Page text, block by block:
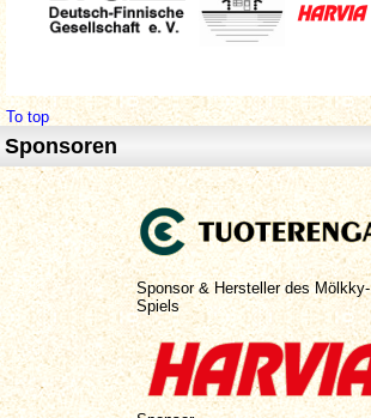
To top
Sponsoren
Sponsor & Hersteller des Mölkky-
Spiels